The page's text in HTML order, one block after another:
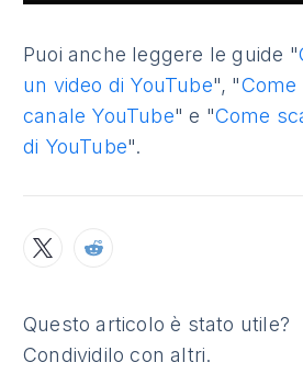
Puoi anche leggere le guide "
un video di YouTube", "Come
canale YouTube" e "Come
di YouTube".
Questo articolo è stato utile?
Condividilo con altri.